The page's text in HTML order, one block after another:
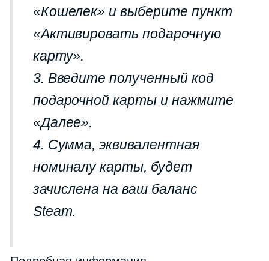
«Кошелек» и выберите пункт
«Активировать подарочную
карту».
3. Введите полученный код
подарочной карты и нажмите
«Далее».
4. Сумма, эквивалентная
номиналу карты, будет
зачислена на ваш баланс
Steam.